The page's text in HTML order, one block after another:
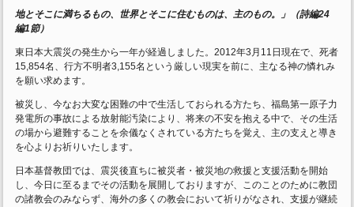
地とそこに満ちるもの、世界とそこに住むものは、主のもの。」（詩編24
編1節）
東日本大震災の発生から一年が経過しました。2012年3月11日現在で、死者
15,854名、行方不明者3,155名という厳しい現実を前に、主なる神の憐れみ
を願い求めます。
被災し、今なお大変な困難の中で生活しておられる方たち、福島第一原子力
発電所の事故による放射能汚染により、将来の不安を抱える中で、その生活
の場から避難することを余儀なくされている方たちを覚え、主の支えと導き
を心よりお祈りいたします。
日本基督教団では、震災後直ちに被災者・被災地の救援と支援活動を開始
し、今日に至るまでその活動を展開しておりますが、このことのために教団
の諸教会のみならず、海外の多くの教会において祈りがなされ、支援が継続